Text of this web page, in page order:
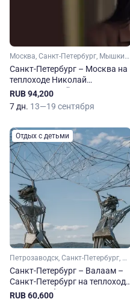
Москва, Санкт-Петербург, Мышкин, Верхние Мандроги
Санкт-Петербург – Москва на
теплоходе Николай
Чернышевский
RUB 94,200
7 дн. 13—19 сентября
Отдых с детьми
Петрозаводск, Санкт-Петербург, Свирьстрой, Верхние Мандроги
Санкт-Петербург – Валаам –
Санкт-Петербург на теплоходе
Леонид Соболев
RUB 60,600